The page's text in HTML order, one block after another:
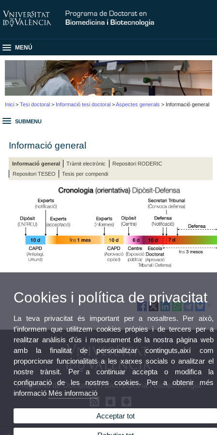
MENÚ
Inici > Tesi doctoral > Informació tesi doctoral >Aspectes generals > Informació general
SUBMENU
Informació general
Informació general Tràmit electrònic
Repositori RODERIC
Repositori TESEO
Tesis per compendi
Programa de Doctorat en Biomedicina i Biotecnologia
Cookies i política de privacitat
La teva privacitat és important per a nosaltres. Per això,
t'informem que utilitzem cookies pròpies i de tercers per a
realitzar anàlisis d'ús i mesurament de la nostra pàgina web
amb la finalitat de personalitzar continguts,així com
proporcionar funcionalitats a les xarxes socials o analitzar el
nostre trànsit. Per a continuar accepta o modifica la
configuració de les nostres cookies. Per a obtenir més
informació Més informació
Acceptar tot